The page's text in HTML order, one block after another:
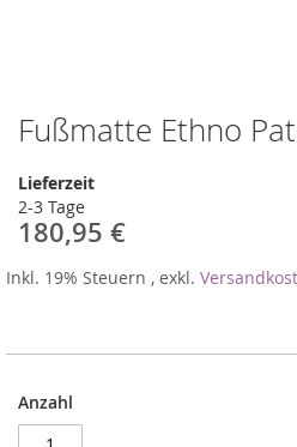
Fußmatte Ethno
Lieferzeit
2-3 Tage
180,95 €
Inkl. 19% Steuern , exkl.
Anzahl
Zum
Anfang
der
Bildergalerie
springen